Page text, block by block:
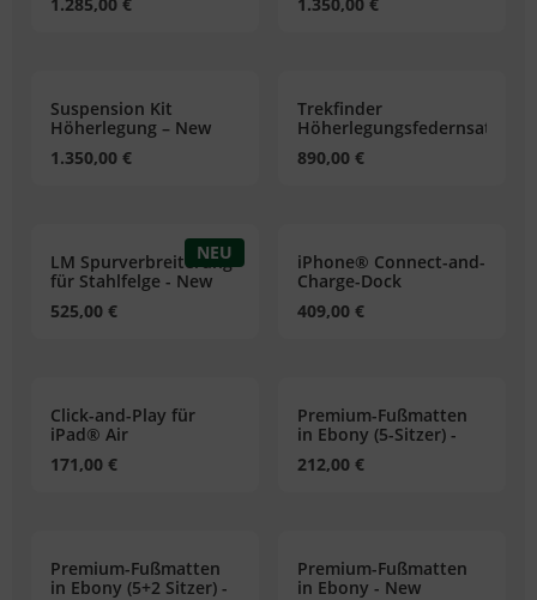
Suspension Kit
Höherlegung – New
1.350,00 €
Trekfinder
Höherlegungsfedernsatz
+50 mm - New
890,00 €
NEU
LM Spurverbreiterung
für Stahlfelge - New
525,00 €
iPhone® Connect-and-
Charge-Dock
409,00 €
Click-and-Play für
iPad® Air
171,00 €
Premium-Fußmatten
in Ebony (5-Sitzer) -
212,00 €
Premium-Fußmatten
in Ebony (5+2 Sitzer) -
Premium-Fußmatten
in Ebony - New